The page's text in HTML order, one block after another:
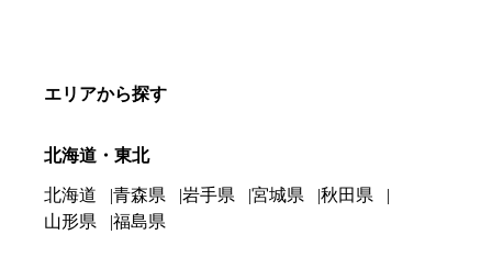
エリアから探す
北海道・東北
北海道 青森県 岩手県 宮城県
秋田県
山形県
福島県